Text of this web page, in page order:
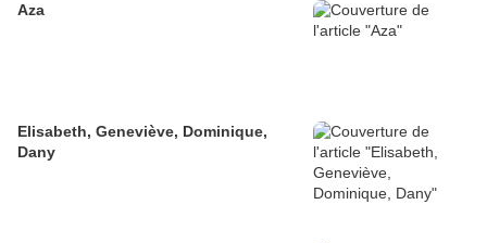
Aza
Elisabeth, Geneviève, Dominique,
Dany